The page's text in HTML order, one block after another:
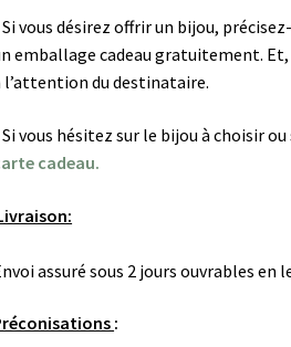
Si vous désirez offrir un bijou,
emballage cadeau gratuitement.
l’attention du destinataire.
Si vous hésitez sur le bijou à choisir
cadeau.
assuré sous 2 jours ouvrables
: